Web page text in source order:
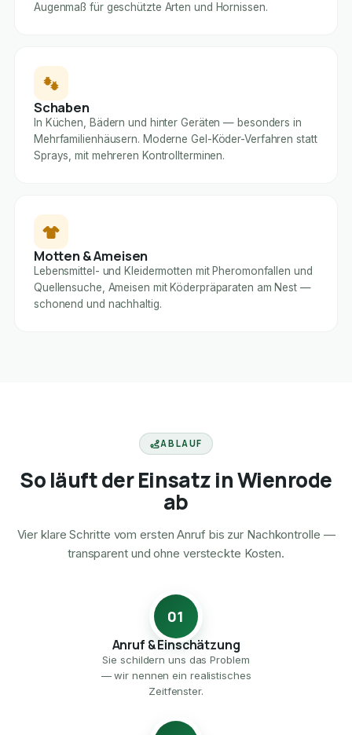
Augenmaß für geschützte Arten und Hornissen.
Schaben
In Küchen, Bädern und hinter Geräten — besonders in
Mehrfamilienhäusern. Moderne Gel-Köder-Verfahren statt
Sprays, mit mehreren Kontrollterminen.
Motten & Ameisen
Lebensmittel- und Kleidermotten mit Pheromonfallen und
Quellensuche, Ameisen mit Köderpräparaten am Nest —
schonend und nachhaltig.
ABLAUF
So läuft der Einsatz in Wienrode
ab
Vier klare Schritte vom ersten Anruf bis zur Nachkontrolle —
transparent und ohne versteckte Kosten.
01
Anruf & Einschätzung
Sie schildern uns das Problem
— wir nennen ein realistisches
Zeitfenster.